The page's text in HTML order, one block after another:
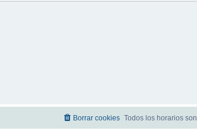
Todos los horarios son
Borrar cookies